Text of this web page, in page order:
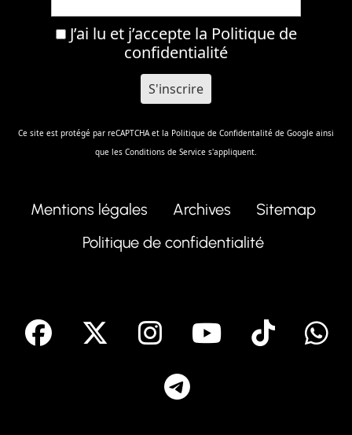
J’ai lu et j’accepte la Politique de
confidentialité
Ce site est protégé par reCAPTCHA et la Politique de Confidentalité de Google ainsi
que les Conditions de Service s'appliquent.
Mentions légales Archives
Sitemap
Politique de confidentialité
facebook Instagram
Youtube
Tik